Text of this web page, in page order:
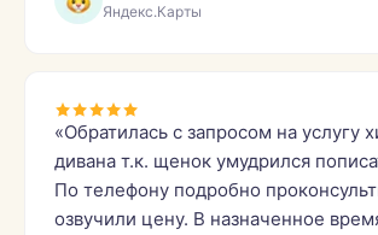
Яндекс.Карты
«Обратилась с запросом на услугу
дивана т.к. щенок умудрился
По телефону подробно
озвучили цену. В назначенное